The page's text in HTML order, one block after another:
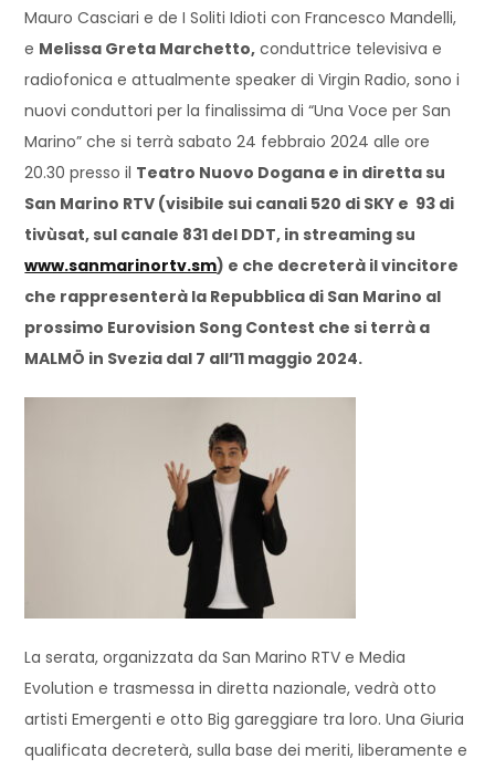
Mauro Casciari e de I Soliti Idioti con Francesco Mandelli,
e Melissa Greta Marchetto, conduttrice televisiva e
radiofonica e attualmente speaker di Virgin Radio, sono i
nuovi conduttori per la finalissima di “Una Voce per San
Marino” che si terrà sabato 24 febbraio 2024 alle ore
20.30 presso il Teatro Nuovo Dogana e in diretta su
San Marino RTV (visibile sui canali 520 di SKY e 93 di
tivùsat, sul canale 831 del DDT, in streaming su
www.sanmarinortv.sm) e che decreterà il vincitore
che rappresenterà la Repubblica di San Marino al
prossimo Eurovision Song Contest che si terrà a
MALMÖ in Svezia dal 7 all’11 maggio 2024.
La serata, organizzata da San Marino RTV e Media
Evolution e trasmessa in diretta nazionale, vedrà otto
artisti Emergenti e otto Big gareggiare tra loro. Una Giuria
qualificata decreterà, sulla base dei meriti, liberamente e